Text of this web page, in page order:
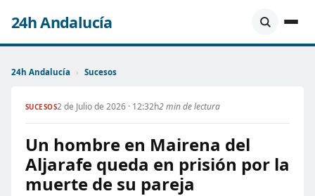
24h Andalucía
24h Andalucía › Sucesos
SUCESOS2 de Julio de 2026 · 12:32h2 min de lectura
Un hombre en Mairena del
Aljarafe queda en prisión por la
muerte de su pareja